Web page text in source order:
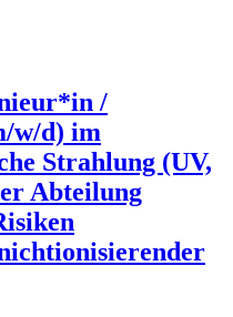
/
w/d) im
Strahlung (UV,
Abteilung